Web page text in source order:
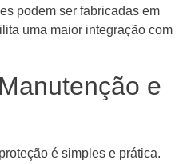
podem ser fabricadas em
uma maior integração com
e
é simples e prática.